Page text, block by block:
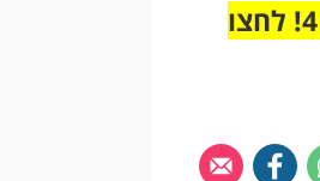
מחוברים רק לקבוצת ווטסאפ אחת מבית מוקד תהילים ארצי? יש לנו 4! לחצו